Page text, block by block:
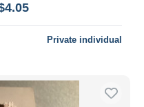
Private individual